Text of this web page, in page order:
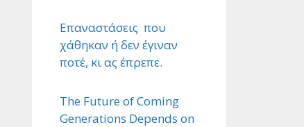
Επαναστάσεις που
χάθηκαν ή δεν έγιναν
ποτέ, κι ας έπρεπε.
The Future of Coming
Generations Depends on